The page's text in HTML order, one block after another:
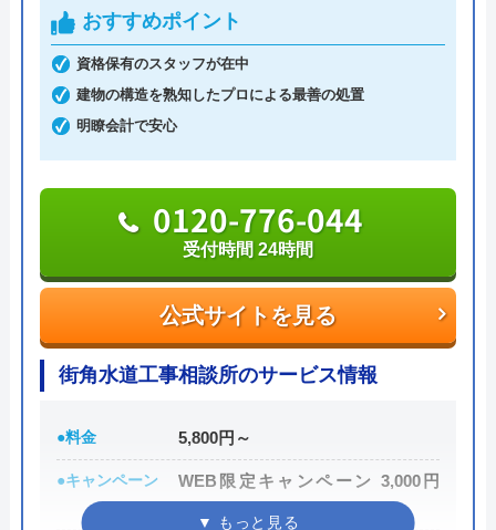
金城藍子
3 か月前
障やアフターフォローもしっかりしているの
も安心できる点です。 535128F 追記 台所の
た。 こちらの都合に合わせて、最短で作業
した。 ありがとうございます。 またお願い
料金は、トイレ・キッチン・お風呂・洗面台のトラ
蛇口の交換以外にも、ライフスタイルに適した水回
りへのリフォームの相談も行うことが可能です。
0120-91-1234
水道便利屋さんのクチコミ on
おすすめポイント
資格保有のスタッフが在中
建物の構造を熟知したプロによる最善の処置
明瞭会計で安心
公式サイトを見る
0120-776-044
受付時間 24時間
街角水道工事相談所のサービス情報
●料金 5,800円～
●キャンペーン
WEB限定キャンペーン 3,000円
OFF